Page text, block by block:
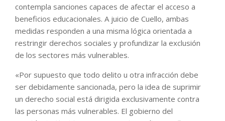
contempla sanciones capaces de afectar el acceso a
beneficios educacionales. A juicio de Cuello, ambas
medidas responden a una misma lógica orientada a
restringir derechos sociales y profundizar la exclusión
de los sectores más vulnerables.
«Por supuesto que todo delito u otra infracción debe
ser debidamente sancionada, pero la idea de suprimir
un derecho social está dirigida exclusivamente contra
las personas más vulnerables. El gobierno del